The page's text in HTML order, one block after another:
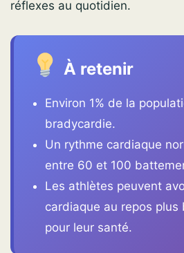
réflexes au quotidien.
À retenir
Environ 1% de la
bradycardie.
Un rythme cardiaque
entre 60 et 100
Les athlètes peuvent
cardiaque au repos plus
pour leur santé.